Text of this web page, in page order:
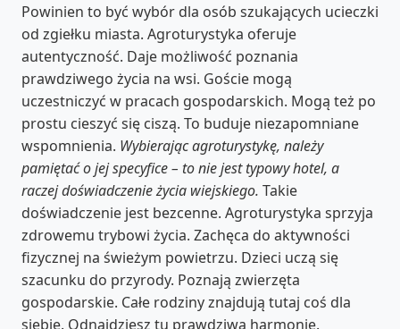
Powinien to być wybór dla osób szukających ucieczki
od zgiełku miasta. Agroturystyka oferuje
autentyczność. Daje możliwość poznania
prawdziwego życia na wsi. Goście mogą
uczestniczyć w pracach gospodarskich. Mogą też po
prostu cieszyć się ciszą. To buduje niezapomniane
wspomnienia. Wybierając agroturystykę, należy
pamiętać o jej specyfice – to nie jest typowy hotel, a
raczej doświadczenie życia wiejskiego. Takie
doświadczenie jest bezcenne. Agroturystyka sprzyja
zdrowemu trybowi życia. Zachęca do aktywności
fizycznej na świeżym powietrzu. Dzieci uczą się
szacunku do przyrody. Poznają zwierzęta
gospodarskie. Całe rodziny znajdują tutaj coś dla
siebie. Odnajdziesz tu prawdziwą harmonię.